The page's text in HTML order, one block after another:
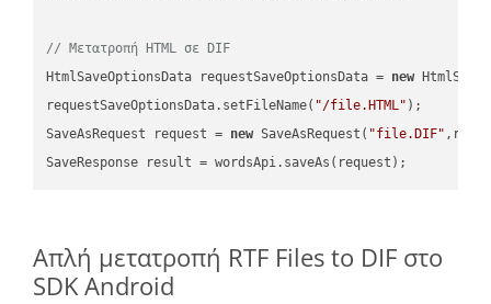
// Μετατροπή HTML σε DIF
HtmlSaveOptionsData requestSaveOptionsData = new
requestSaveOptionsData.setFileName( "/file.HTML" );
SaveAsRequest request = new SaveAsRequest( "file.DIF"
Απλή μετατροπή RTF Files to DIF στο
SDK Android